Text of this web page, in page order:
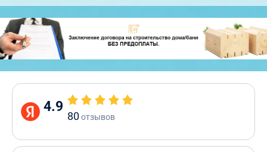
4.9
80отзывов